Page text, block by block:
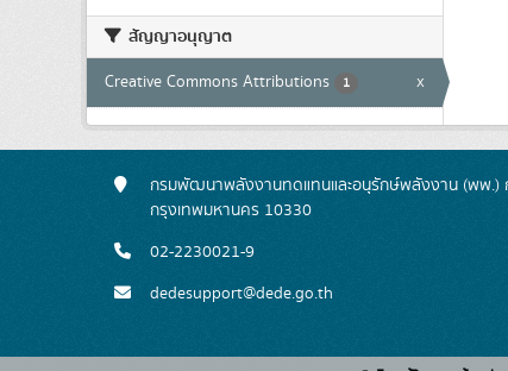
สัญญาอนุญาต
Creative Commons Attributions 1 x
กรมพัฒนาพลังงานทดแทนและอนุรักษ์พลังงาน (พพ.)
กรุงเทพมหานคร 10330
02-2230021-9
dedesupport@dede.go.th